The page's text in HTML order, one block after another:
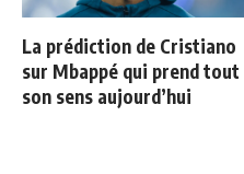
La prédiction de Cristiano
sur Mbappé qui prend tout
son sens aujourd’hui